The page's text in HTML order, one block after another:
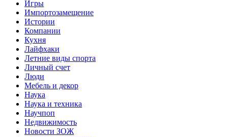
Игры
Импортозамещение
Истории
Компании
Кухня
Лайфхаки
Летние виды спорта
Личный счет
Люди
Мебель и декор
Наука
Наука и техника
Научпоп
Недвижимость
Новости ЗОЖ